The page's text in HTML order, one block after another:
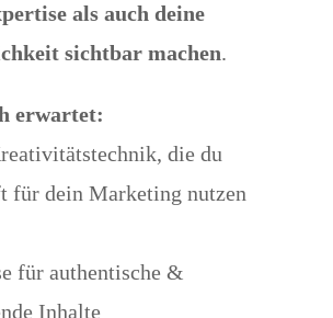
als auch deine
sichtbar machen.
erwartet:
die du
für dein Marketing nutzen
für authentische &
Inhalte